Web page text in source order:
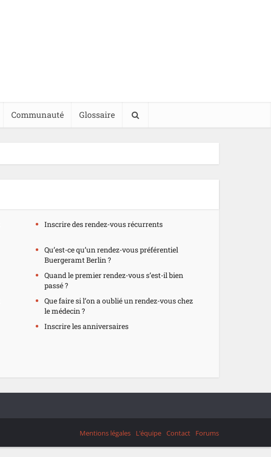
Communauté Glossaire
Inscrire des rendez-vous récurrents
Qu’est-ce qu’un rendez-vous préférentiel
Buergeramt Berlin ?
Quand le premier rendez-vous s’est-il bien
passé ?
Que faire si l’on a oublié un rendez-vous chez
le médecin ?
Inscrire les anniversaires
Mentions légales L’équipe Contact Forums